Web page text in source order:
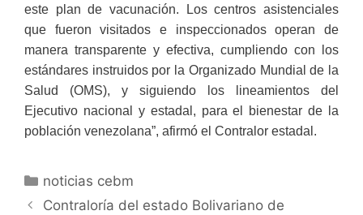
este plan de vacunación. Los centros asistenciales
que fueron visitados e inspeccionados operan de
manera transparente y efectiva, cumpliendo con los
estándares instruidos por la Organizado Mundial de la
Salud (OMS), y siguiendo los lineamientos del
Ejecutivo nacional y estadal, para el bienestar de la
población venezolana”, afirmó el Contralor estadal.
noticias cebm
Contraloría del estado Bolivariano de